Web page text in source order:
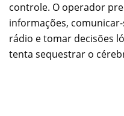
controle. O operador
informações,
rádio e tomar decisões
tenta sequestrar o